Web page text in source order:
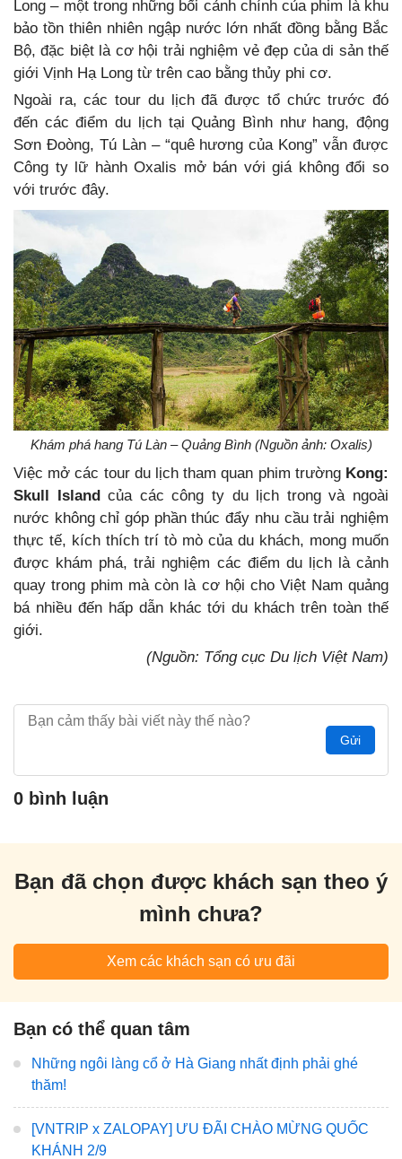
Long – một trong những bối cảnh chính của phim là khu
bảo tồn thiên nhiên ngập nước lớn nhất đồng bằng Bắc
Bộ, đặc biệt là cơ hội trải nghiệm vẻ đẹp của di sản thế
giới Vịnh Hạ Long từ trên cao bằng thủy phi cơ.
Ngoài ra, các tour du lịch đã được tổ chức trước đó
đến các điểm du lịch tại Quảng Bình như hang, động
Sơn Đoòng, Tú Làn – “quê hương của Kong” vẫn được
Công ty lữ hành Oxalis mở bán với giá không đổi so
với trước đây.
Khám phá hang Tú Làn – Quảng Bình (Nguồn ảnh: Oxalis)
Việc mở các tour du lịch tham quan phim trườngKong:
Skull Islandcủa các công ty du lịch trong và ngoài
nước không chỉ góp phần thúc đẩy nhu cầu trải nghiệm
thực tế, kích thích trí tò mò của du khách, mong muốn
được khám phá, trải nghiệm các điểm du lịch là cảnh
quay trong phim mà còn là cơ hội cho Việt Nam quảng
bá nhiều đến hấp dẫn khác tới du khách trên toàn thế
giới.
(Nguồn: Tổng cục Du lịch Việt Nam)
Gửi
0 bình luận
Bạn đã chọn được khách sạn theo ý
mình chưa?
Xem các khách sạn có ưu đãi
Bạn có thể quan tâm
Những ngôi làng cổ ở Hà Giang nhất định phải ghé
thăm!
[VNTRIP x ZALOPAY] ƯU ĐÃI CHÀO MỪNG QUỐC
KHÁNH 2/9